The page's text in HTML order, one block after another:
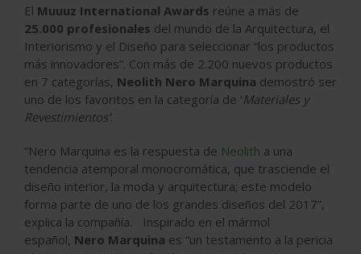
El Muuuz International Awards reúne a más de
25.000 profesionales del mundo de la Arquitectura, el
Interiorismo y el Diseño para seleccionar “los productos
más innovadores”. Con más de 2.200 nuevos productos
en 7 categorías, Neolith Nero Marquina demostró ser
uno de los favoritos en la categoría de ‘Materiales y
Revestimientos’.
“Nero Marquina es la respuesta de Neolith a una
tendencia atemporal monocromática, que trasciende el
diseño interior, la moda y arquitectura; este modelo
forma parte de uno de los grandes diseños del 2017”,
explica la compañía. Inspirado en el mármol
español, Nero Marquina es “un testamento a la pericia